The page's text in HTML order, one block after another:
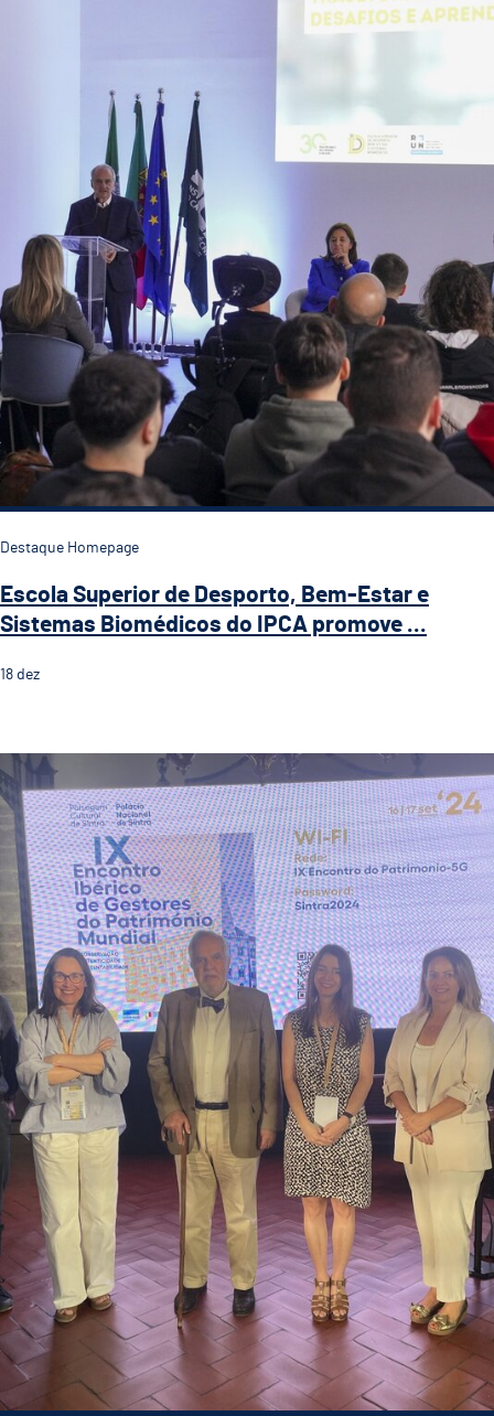
Destaque Homepage
Escola Superior de Desporto, Bem-Estar e
Sistemas Biomédicos do IPCA promove ...
18 dez
Guimarães Representada no IX Encontro Ibérico de